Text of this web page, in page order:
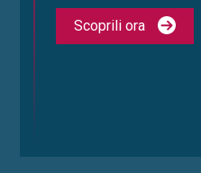
Scoprili ora